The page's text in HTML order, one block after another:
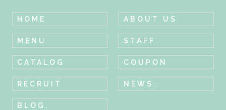
HOME ABOUT US
MENU STAFF
CATALOG COUPON
RECRUIT NEWS.
BLOG.